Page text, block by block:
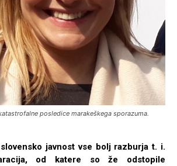
posledice marakeškega sporazuma.
javnost vse bolj razburja t. i.
od katere so že odstopile